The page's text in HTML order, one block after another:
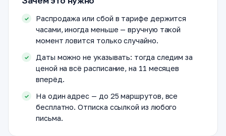
Распродажа или сбой в тарифе держится
часами, иногда меньше — вручную такой
момент ловится только случайно.
Даты можно не указывать: тогда следим за
ценой на всё расписание, на 11 месяцев
вперёд.
На один адрес — до 25 маршрутов, все
бесплатно. Отписка ссылкой из любого
письма.